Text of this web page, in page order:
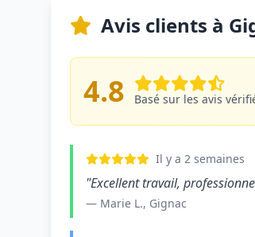
Avis clients à
4.8 Basé sur les avis
Il y a 2 semaines
"Excellent travail,
— Marie L., Gignac